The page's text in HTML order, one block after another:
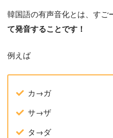
韓国語の有声音化とは、すご
て発音することです！
例えば
カ→ガ
サ→ザ
タ→ダ